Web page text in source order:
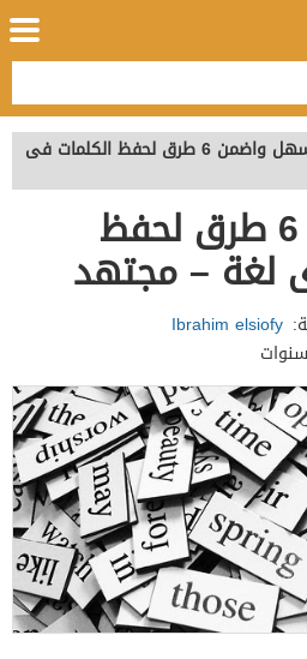
أسهل واضمن 6 طرق لحفظ الكلمات فى
أسهل واضمن 6 طرق لحفظ
لغة – مجتهد
Ibrahim elsiofy